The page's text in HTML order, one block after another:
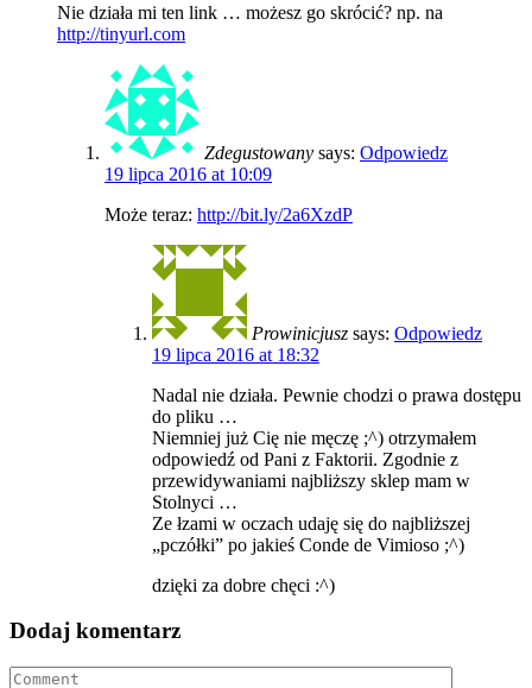
Nie działa mi ten link … możesz go skrócić? np. na
http://tinyurl.com
Zdegustowany says: Odpowiedz
19 lipca 2016 at 10:09
Może teraz: http://bit.ly/2a6XzdP
Prowinicjusz says: Odpowiedz
19 lipca 2016 at 18:32
Nadal nie działa. Pewnie chodzi o prawa dostępu
do pliku …
Niemniej już Cię nie męczę ;^) otrzymałem
odpowiedź od Pani z Faktorii. Zgodnie z
przewidywaniami najbliższy sklep mam w
Stolnyci …
Ze łzami w oczach udaję się do najbliższej
„pczółki” po jakieś Conde de Vimioso ;^)
dzięki za dobre chęci :^)
Dodaj komentarz